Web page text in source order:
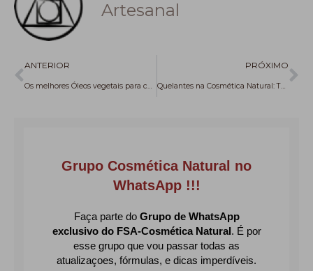
Artesanal
Anterior
ANTERIOR
Os melhores Óleos vegetais para cosméticos com “efeitos calmantes”
PRÓXIMO
Quelantes na Cosmética Natural: Tudo o que Você Precisa Saber